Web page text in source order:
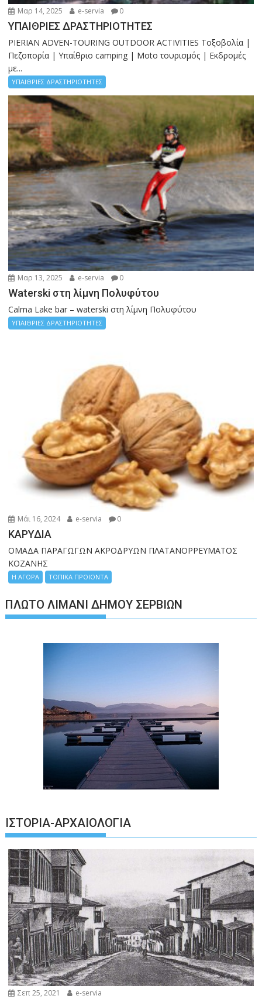
Μαρ 14, 2025 e-servia 0
ΥΠΑΙΘΡΙΕΣ ΔΡΑΣΤΗΡΙΟΤΗΤΕΣ
PIERIAN ADVEN-TOURING OUTDOOR ACTIVITIES Τοξοβολία |
Πεζοπορία | Υπαίθριο camping | Moto τουρισμός | Εκδρομές
με...
ΥΠΑΙΘΡΙΕΣ ΔΡΑΣΤΗΡΙΟΤΗΤΕΣ
Μαρ 13, 2025 e-servia 0
Waterski στη λίμνη Πολυφύτου
Calma Lake bar – waterski στη λίμνη Πολυφύτου
ΥΠΑΙΘΡΙΕΣ ΔΡΑΣΤΗΡΙΟΤΗΤΕΣ
Μάι 16, 2024 e-servia 0
ΚΑΡΥΔΙΑ
ΟΜΑΔΑ ΠΑΡΑΓΩΓΩΝ ΑΚΡΟΔΡΥΩΝ ΠΛΑΤΑΝΟΡΡΕΥΜΑΤΟΣ
ΚΟΖΑΝΗΣ
Η ΑΓΟΡΑ ΤΟΠΙΚΑ ΠΡΟΙΟΝΤΑ
ΠΛΩΤΌ ΛΙΜΆΝΙ ΔΉΜΟΥ ΣΕΡΒΊΩΝ
ΙΣΤΟΡΊΑ-ΑΡΧΑΙΟΛΟΓΊΑ
Σεπ 25, 2021 e-servia